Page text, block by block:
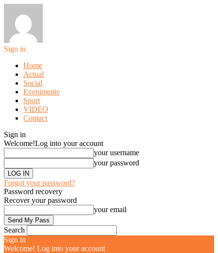
Sign in
Home
Actual
Social
Evenimente
Sport
VIDEO
Contact
Sign in
Welcome!Log into your account
your username
your password
Forgot your password?
Password recovery
Recover your password
your email
Search
Sign in
Welcome! Log into your account